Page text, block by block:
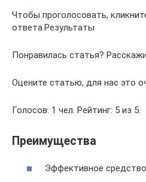
Чтобы проголосовать,
ответа.Результаты
Понравилась статья?
Оцените статью, для нас это
Голосов: 1 чел. Рейтинг: 5 из 5.
Преимущества
Эффективное